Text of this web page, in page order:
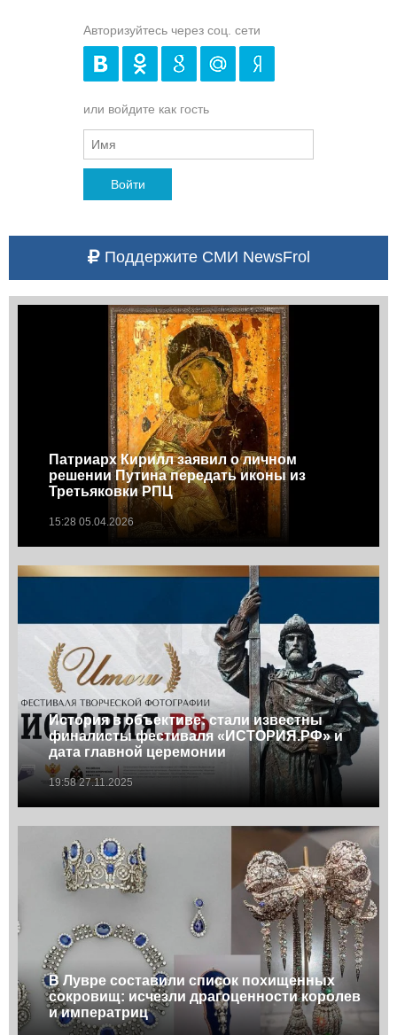
Авторизуйтесь через соц. сети
или войдите как гость
Войти
Поддержите СМИ NewsFrol
Патриарх Кирилл заявил о личном
решении Путина передать иконы из
Третьяковки РПЦ
15:28 05.04.2026
История в объективе: cтали известны
финалисты фестиваля «ИСТОРИЯ.РФ» и
дата главной церемонии
19:58 27.11.2025
В Лувре составили список похищенных
сокровищ: исчезли драгоценности королев
и императриц